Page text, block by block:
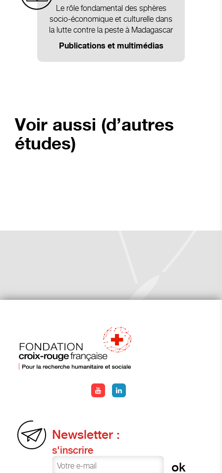
Le rôle fondamental des sphères
socio-économique et culturelle dans
la lutte contre la peste à Madagascar
Publications et multimédias
Voir aussi (d’autres
études)
Newsletter :
s'inscrire